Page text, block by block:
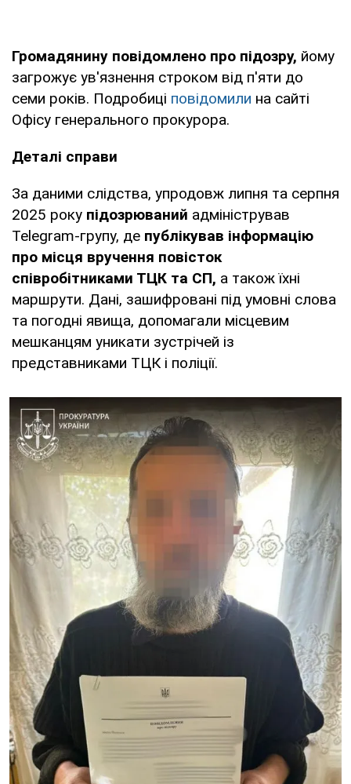
Громадянину повідомлено про підозру, йому
загрожує ув'язнення строком від п'яти до
семи років. Подробиці повідомили на сайті
Офісу генерального прокурора.
Деталі справи
За даними слідства, упродовж липня та серпня
2025 року підозрюваний адміністрував
Telegram-групу, де публікував інформацію
про місця вручення повісток
співробітниками ТЦК та СП, а також їхні
маршрути. Дані, зашифровані під умовні слова
та погодні явища, допомагали місцевим
мешканцям уникати зустрічей із
представниками ТЦК і поліції.